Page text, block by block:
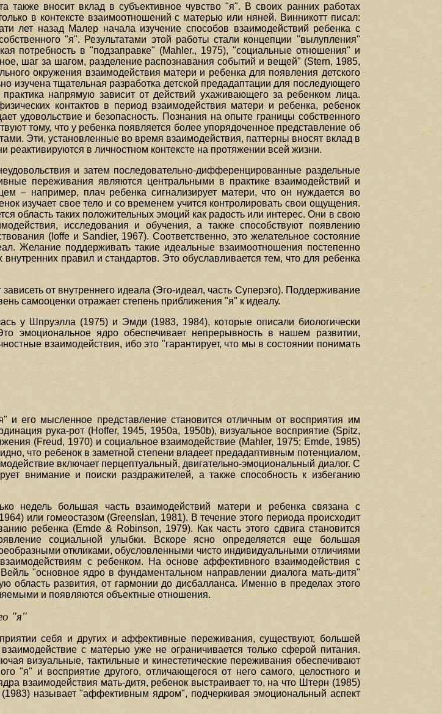
также вносит вклад в субъективное чувство "я". В своих ранних работах
в контексте взаимоотношений с матерью или няней. Винникотт писал:
лет назад Малер начала изучение способов взаимодействий ребенка с
"я". Результатами этой работы стали концепции "вылупления"
потребность в "подзаправке" (Mahler., 1975), "социальные отношения" и
шаг за шагом, разделение распознавания событий и вещей" (Stern, 1985,
окружения взаимодействия матери и ребенка для появления детского
изучена тщательная разработка детской предадаптации для последующего
напрямую зависит от действий ухаживающего за ребенком лица.
контактов в период взаимодействия матери и ребенка, ребенок
удовольствие и безопасность. Познания на опыте границы собственного
тому, что у ребенка появляется более упорядоченное представление об
Эти, установленные во время взаимодействия, паттерны вносят вклад в
реактивируются в личностном контексте на протяжении всей жизни.
и затем последовательно-дифференцированные раздельные
переживания являются центральными в практике взаимодействий и
– например, плач ребенка сигнализирует матери, что он нуждается во
изучает свое тело и со временем учится контролировать свои ощущения.
область таких положительных эмоций как радость или интерес. Они в свою
исследования и обучения, а также способствуют появлению
(loffe и Sandier, 1967). Соответственно, это желательное состояние
Желание поддерживать такие идеальные взаимоотношения постепенно
правил и стандартов. Это обуславливается тем, что для ребенка
от внутреннего идеала (Эго-идеал, часть Суперэго). Поддерживание
самооценки отражает степень приближения "я" к идеалу.
у Шпруэлла (1975) и Эмди (1983, 1984), которые описали биологически
эмоциональное ядро обеспечивает непрерывность в нашем развитии,
взаимодействия, ибо это "гарантирует, что мы в состоянии понимать
и его мысленное представление становится отличным от восприятия им
рука-рот (Hoffer, 1945, 1950а, 1950b), визуальное восприятие (Spitz,
(Freud, 1970) и социальное взаимодействие (Mahler, 1975; Emde, 1985)
что ребенок в заметной степени владеет предадаптивным потенциалом,
включает перцептуальный, двигательно-эмоциональный диалог. С
внимание и поиски раздражителей, а также способность к избеганию
недель большая часть взаимодействий матери и ребенка связана с
или гомеостазом (Greenslan, 1981). В течение этого периода происходит
ребенка (Emde & Robinson, 1979). Как часть этого сдвига становится
социальной улыбки. Вскоре ясно определяется еще большая
откликами, обусловленными чисто индивидуальными отличиями
с ребенком. На основе аффективного взаимодействия с
"основное ядро в фундаментальном направлении диалога мать-дитя"
развития, от гармонии до дисбалланса. Именно в пределах этого
и появляются объектные отношения.
"я"
себя и других и аффективные переживания, существуют, большей
с матерью уже не ограничивается только сферой питания.
визуальные, тактильные и кинестетические переживания обеспечивают
"я" и восприятие другого, отличающегося от него самого, целостного и
взаимодействия мать-дитя, ребенок выстраивает то, на что Штерн (1985)
называет "аффективным ядром", подчеркивая эмоциональный аспект